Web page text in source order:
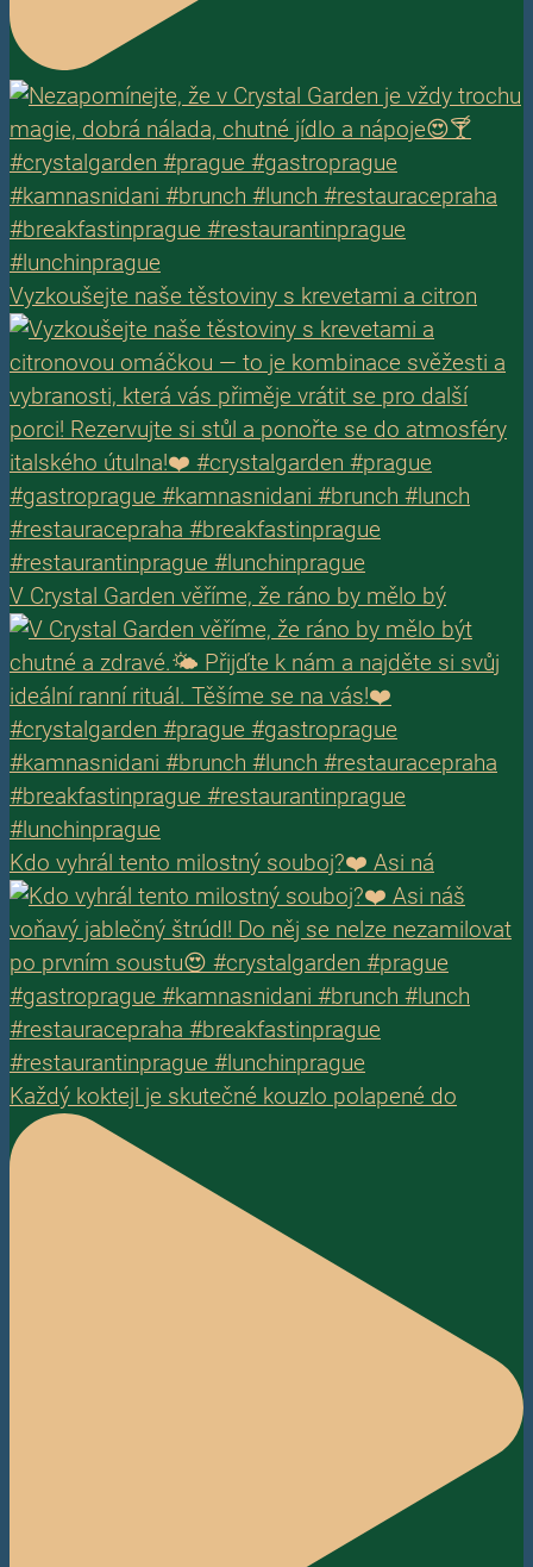
Vyzkoušejte naše těstoviny s krevetami a citron
V Crystal Garden věříme, že ráno by mělo bý
Kdo vyhrál tento milostný souboj?❤️ Asi ná
Každý koktejl je skutečné kouzlo polapené do